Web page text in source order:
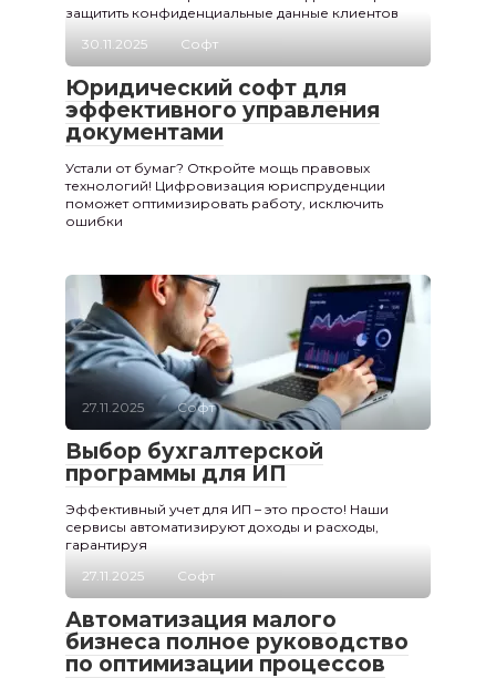
защитить конфиденциальные данные клиентов
30.11.2025
Софт
Юридический софт для
эффективного управления
документами
Устали от бумаг? Откройте мощь правовых
технологий! Цифровизация юриспруденции
поможет оптимизировать работу, исключить
ошибки
27.11.2025 Софт
Выбор бухгалтерской
программы для ИП
Эффективный учет для ИП – это просто! Наши
сервисы автоматизируют доходы и расходы,
гарантируя
27.11.2025
Софт
Автоматизация малого
бизнеса полное руководство
по оптимизации процессов